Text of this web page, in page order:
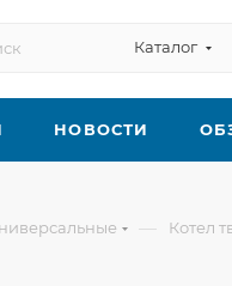
Каталог
НОВОСТИ
— Котел